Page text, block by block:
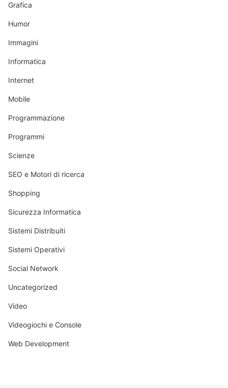
Grafica
Humor
Immagini
Informatica
Internet
Mobile
Programmazione
Programmi
Scienze
SEO e Motori di ricerca
Shopping
Sicurezza Informatica
Sistemi Distribuiti
Sistemi Operativi
Social Network
Uncategorized
Video
Videogiochi e Console
Web Development